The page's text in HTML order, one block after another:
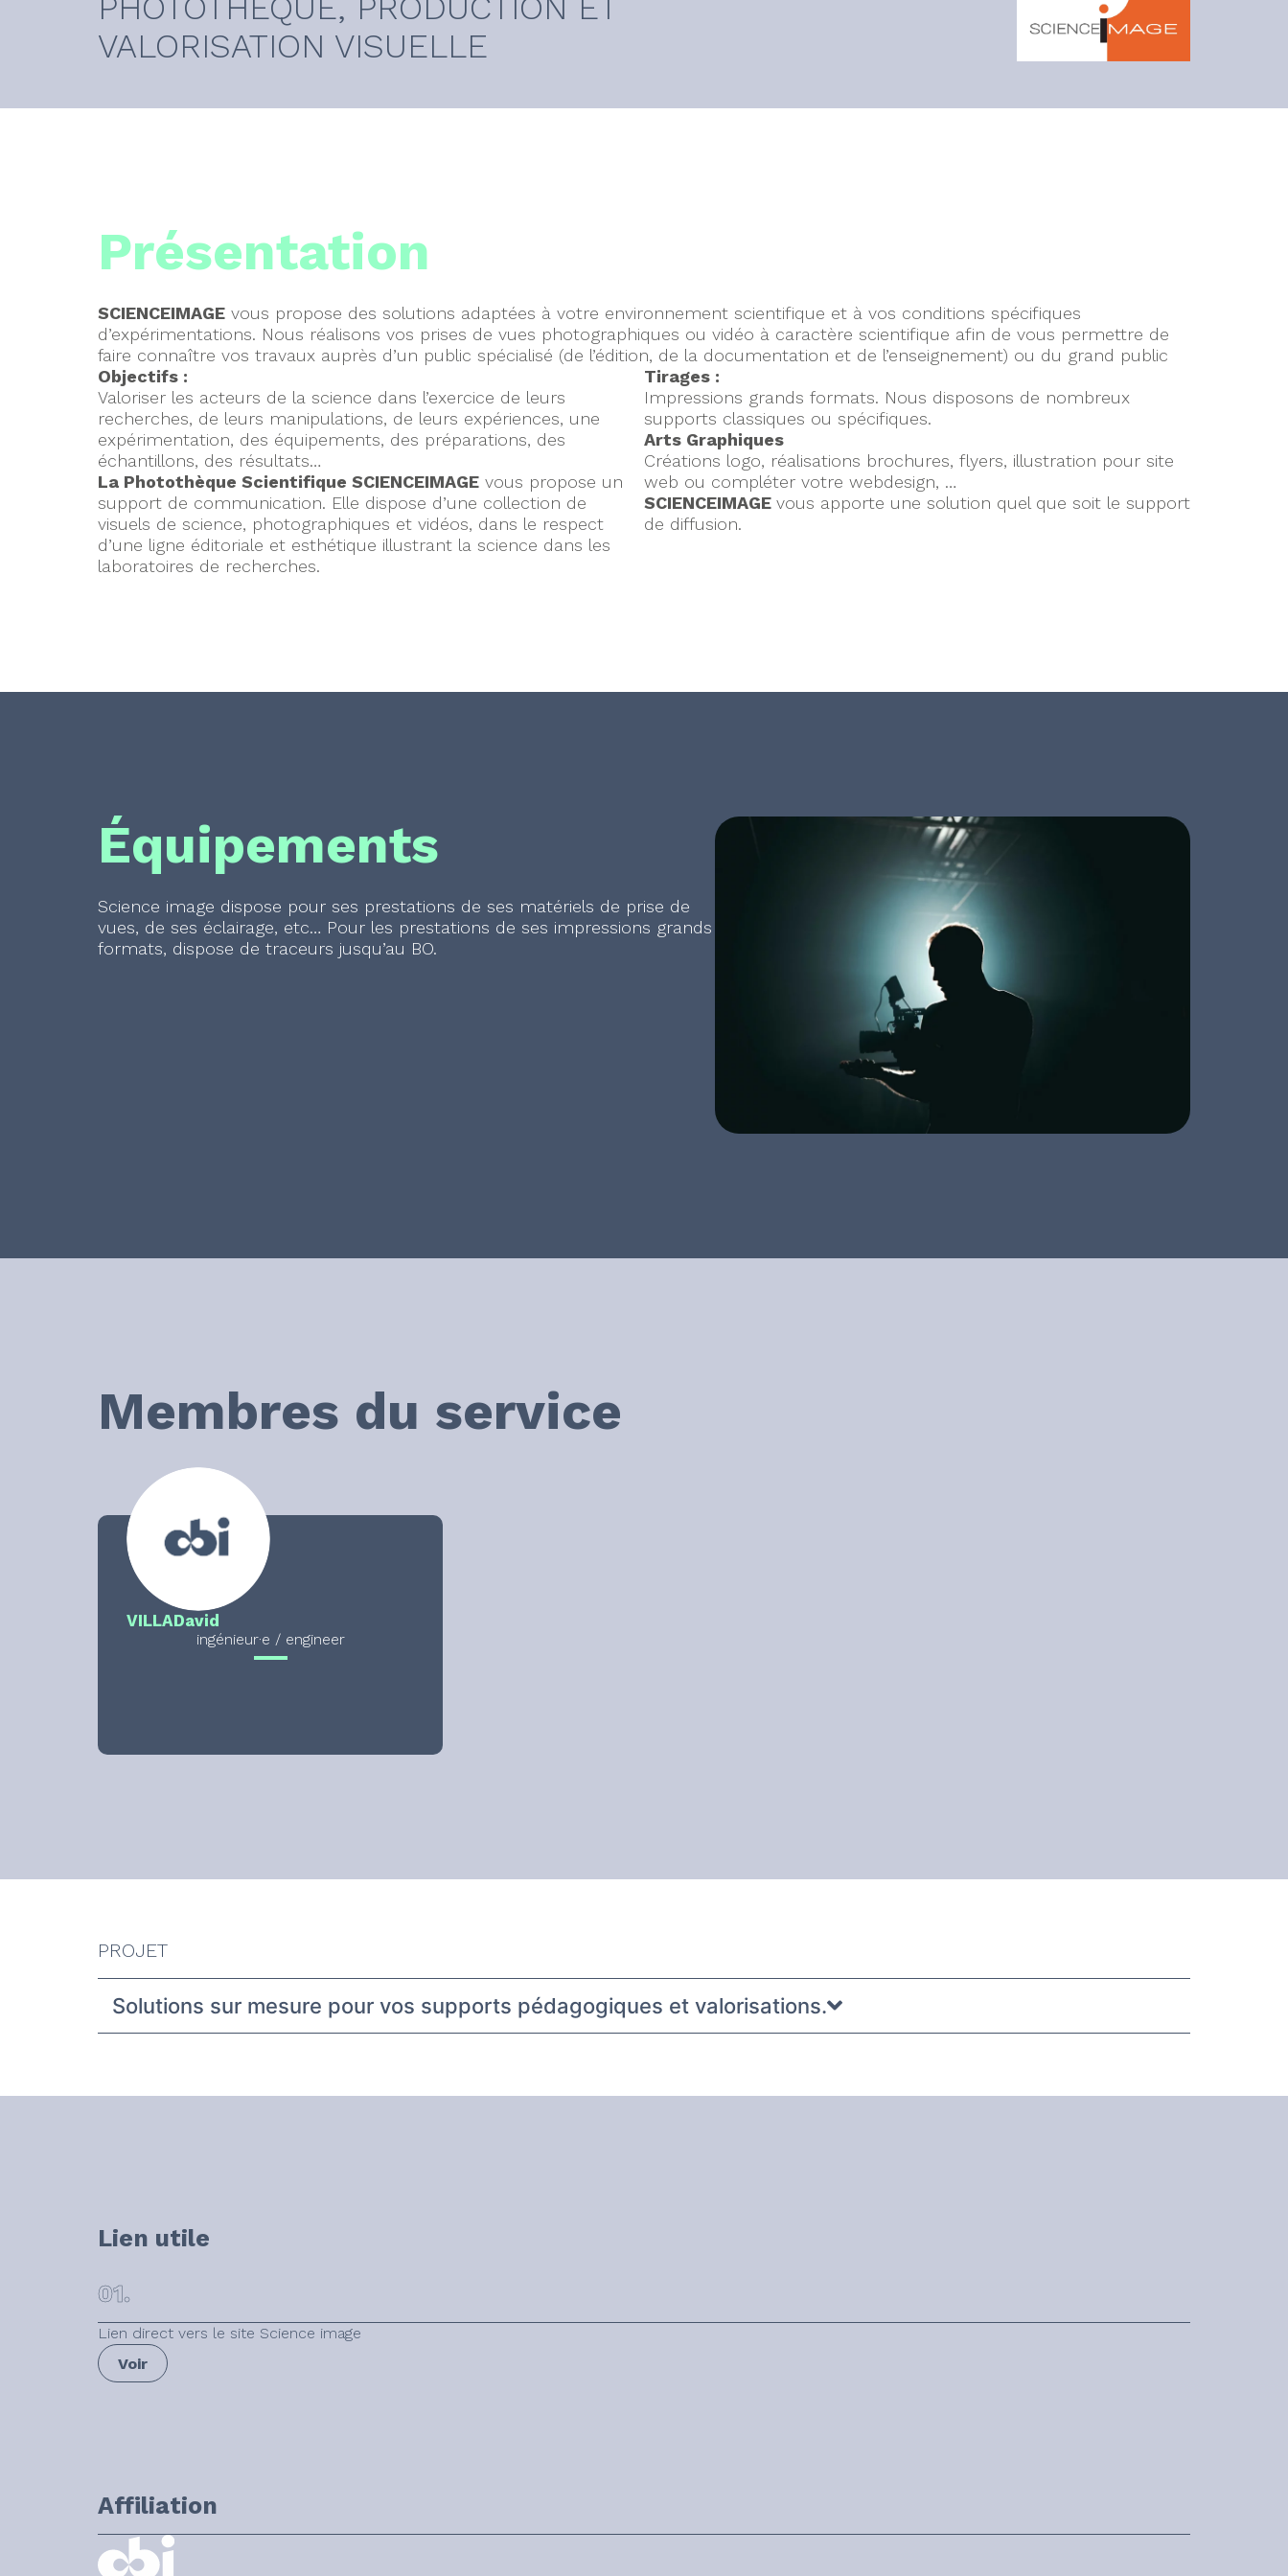
VALORISATION VISUELLE
Présentation
SCIENCEIMAGE vous propose des solutions adaptées à votre environnement scientifique et à vos conditions spécifiques
d’expérimentations. Nous réalisons vos prises de vues photographiques ou vidéo à caractère scientifique afin de vous permettre de
faire connaître vos travaux auprès d’un public spécialisé (de l’édition, de la documentation et de l’enseignement) ou du grand public
Objectifs :
Valoriser les acteurs de la science dans l’exercice de leurs
recherches, de leurs manipulations, de leurs expériences, une
expérimentation, des équipements, des préparations, des
échantillons, des résultats…
La Photothèque Scientifique SCIENCEIMAGE vous propose un
support de communication. Elle dispose d’une collection de
visuels de science, photographiques et vidéos, dans le respect
d’une ligne éditoriale et esthétique illustrant la science dans les
laboratoires de recherches.
Tirages :
Impressions grands formats. Nous disposons de nombreux
supports classiques ou spécifiques.
Arts Graphiques
Créations logo, réalisations brochures, flyers, illustration pour site
web ou compléter votre webdesign, …
SCIENCEIMAGE vous apporte une solution quel que soit le support
de diffusion.
Équipements
Science image dispose pour ses prestations de ses matériels de prise de
vues, de ses éclairage, etc… Pour les prestations de ses impressions grands
formats, dispose de traceurs jusqu’au BO.
Membres du service
VILLADavid
ingénieur·e / engineer
PROJET
Solutions sur mesure pour vos supports pédagogiques et valorisations.
Lien utile
01.
Lien direct vers le site Science image
Voir
Affiliation